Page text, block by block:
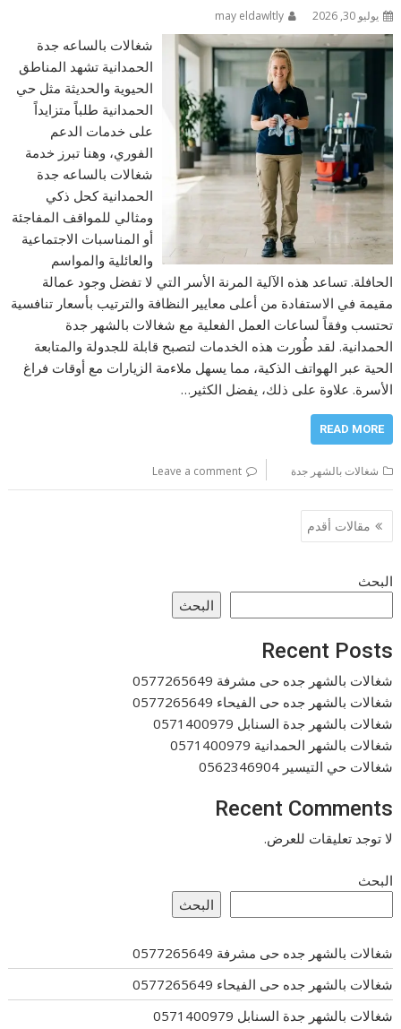
يوليو 30, 2026 may eldawltly
شغالات بالساعه جدة
الحمدانية تشهد المناطق
الحيوية والحديثة مثل حي
الحمدانية طلباً متزايداً
على خدمات الدعم
الفوري، وهنا تبرز خدمة
شغالات بالساعه جدة
الحمدانية كحل ذكي
ومثالي للمواقف المفاجئة
أو المناسبات الاجتماعية
والعائلية والمواسم
الحافلة. تساعد هذه الآلية المرنة الأسر التي لا تفضل وجود عمالة
مقيمة في الاستفادة من أعلى معايير النظافة والترتيب بأسعار تنافسية
تحتسب وفقاً لساعات العمل الفعلية مع شغالات بالشهر جدة
الحمدانية. لقد طُورت هذه الخدمات لتصبح قابلة للجدولة والمتابعة
الحية عبر الهواتف الذكية، مما يسهل ملاءمة الزيارات مع أوقات فراغ
الأسرة. علاوة على ذلك، يفضل الكثير…
READ MORE
شغالات بالشهر جدة Leave a comment
تصفّح
المقالات
مقالات أقدم
البحث
البحث
Recent Posts
شغالات بالشهر جده حى مشرفة 0577265649
شغالات بالشهر جده حى الفيحاء 0577265649
شغالات بالشهر جدة السنابل 0571400979
شغالات بالشهر الحمدانية 0571400979
شغالات حي التيسير 0562346904
Recent Comments
لا توجد تعليقات للعرض.
البحث
البحث
شغالات بالشهر جده حى مشرفة 0577265649
شغالات بالشهر جده حى الفيحاء 0577265649
شغالات بالشهر جدة السنابل 0571400979